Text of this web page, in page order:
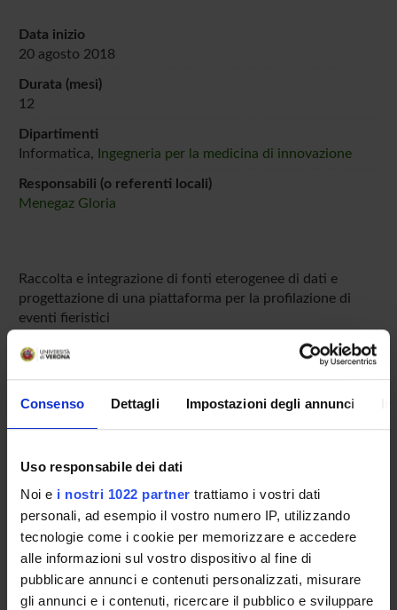
Consenso Dettagli Impostazioni degli annunci
Uso responsabile dei dati
Noi e i nostri 1022 partner trattiamo i vostri dati
personali, ad esempio il vostro numero IP, utilizzando
tecnologie come i cookie per memorizzare e accedere
alle informazioni sul vostro dispositivo al fine di
pubblicare annunci e contenuti personalizzati, misurare
gli annunci e i contenuti, ricercare il pubblico e sviluppare
Data inizio
20 agosto 2018
Durata (mesi)
12
Dipartimenti
Informatica,
Ingegneria per la medicina di innovazione
Responsabili (o referenti locali)
Menegaz Gloria
Raccolta e integrazione di fonti eterogenee di dati e
progettazione di una piattaforma per la profilazione di
eventi fieristici
PARTECIPANTI AL PROGETTO
Gloria Menegaz
Professore ordinario
AREE DI RICERCA COINVOLTE DAL PROGETTO
Intelligenza Artificiale
Artificial intelligence